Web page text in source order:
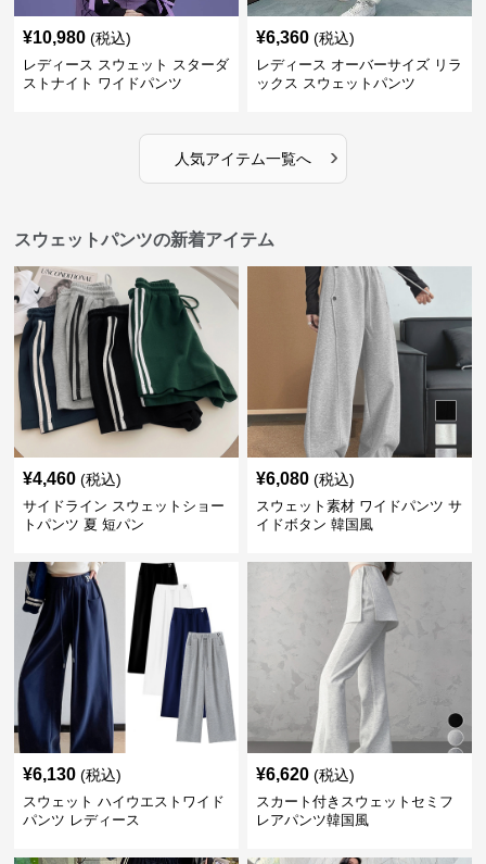
¥10,980 (税込)
レディース スウェット スターダ
ストナイト ワイドパンツ
¥6,360 (税込)
レディース オーバーサイズ リラ
ックス スウェットパンツ
人気アイテム一覧へ ›
スウェットパンツの新着アイテム
¥4,460 (税込)
サイドライン スウェットショー
トパンツ 夏 短パン
¥6,080 (税込)
スウェット素材 ワイドパンツ サ
イドボタン 韓国風
¥6,130 (税込)
スウェット ハイウエストワイド
パンツ レディース
¥6,620 (税込)
スカート付きスウェットセミフ
レアパンツ韓国風